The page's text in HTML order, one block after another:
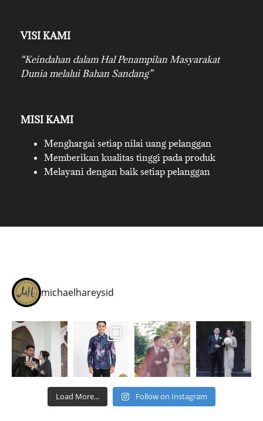
VISI KAMI
“Keindahan dalam Hal Penampilan Masyarakat
Dunia melalui Bahan Sandang”
MISI KAMI
Menghargai setiap nilai uang pelanggan
Memberikan kualitas tinggi pada produk
Melayani dengan baik setiap pelanggan
michaelhareysid
Load More... Follow on Instagram